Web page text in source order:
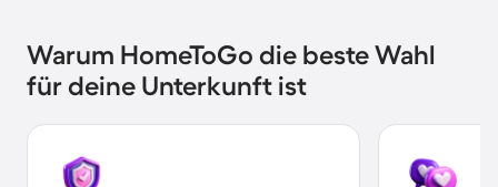
Warum HomeToGo die beste Wahl
für deine Unterkunft ist